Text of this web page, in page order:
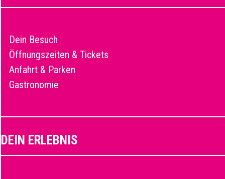
Dein Besuch
Öffnungszeiten & Tickets
Anfahrt & Parken
Gastronomie
DEIN ERLEBNIS